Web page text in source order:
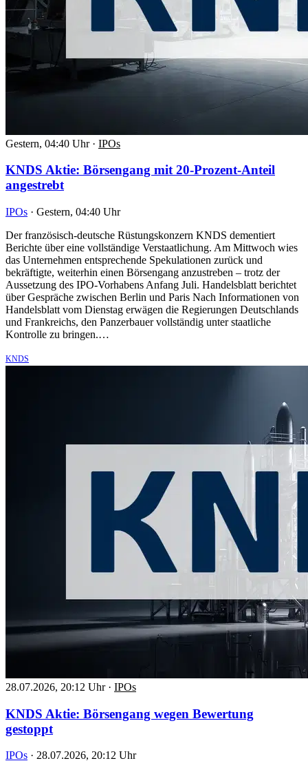
Gestern, 04:40 Uhr · IPOs
KNDS Aktie: Börsengang mit 20-Prozent-Anteil
angestrebt
IPOs · Gestern, 04:40 Uhr
Der französisch-deutsche Rüstungskonzern KNDS dementiert
Berichte über eine vollständige Verstaatlichung. Am Mittwoch wies
das Unternehmen entsprechende Spekulationen zurück und
bekräftigte, weiterhin einen Börsengang anzustreben – trotz der
Aussetzung des IPO-Vorhabens Anfang Juli. Handelsblatt berichtet
über Gespräche zwischen Berlin und Paris Nach Informationen von
Handelsblatt vom Dienstag erwägen die Regierungen Deutschlands
und Frankreichs, den Panzerbauer vollständig unter staatliche
Kontrolle zu bringen.…
KNDS
28.07.2026, 20:12 Uhr · IPOs
KNDS Aktie: Börsengang wegen Bewertung
gestoppt
IPOs · 28.07.2026, 20:12 Uhr